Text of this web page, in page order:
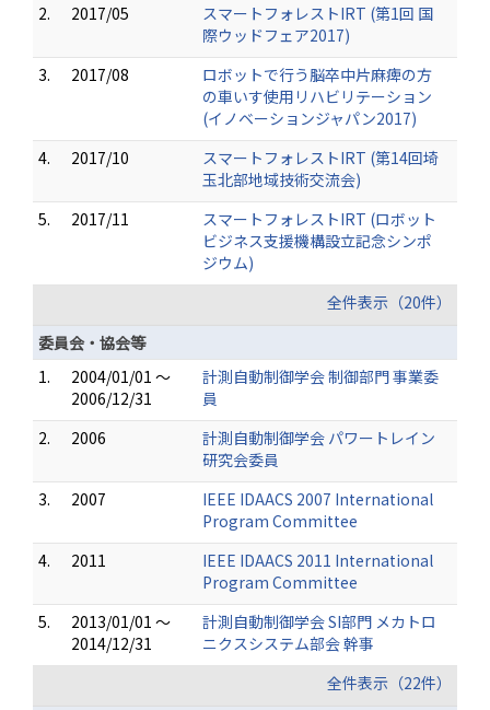
2.
2017/05
スマートフォレストIRT (第1回 国
際ウッドフェア2017)
3.
2017/08
ロボットで行う脳卒中片麻痺の方
の車いす使用リハビリテーション
(イノベーションジャパン2017)
4.
2017/10
スマートフォレストIRT (第14回埼
玉北部地域技術交流会)
5.
2017/11
スマートフォレストIRT (ロボット
ビジネス支援機構設立記念シンポ
ジウム)
全件表示（20件）
委員会・協会等
1.
2004/01/01 ～
2006/12/31
計測自動制御学会 制御部門 事業委
員
2.
2006
計測自動制御学会 パワートレイン
研究会委員
3.
2007
IEEE IDAACS 2007 International
Program Committee
4.
2011
IEEE IDAACS 2011 International
Program Committee
5.
2013/01/01 ～
2014/12/31
計測自動制御学会 SI部門 メカトロ
ニクスシステム部会 幹事
全件表示（22件）